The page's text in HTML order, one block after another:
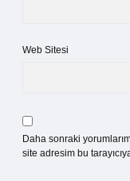
Web Sitesi
Daha sonraki
site adresim bu